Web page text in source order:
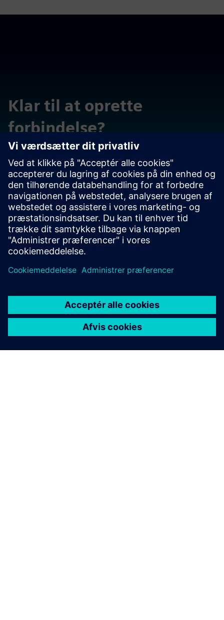
Klar til at oprette
forbindelse?
Nå ud med spørgsmål eller kommentarer. Vi er her for at
hjælpe.
Contact us